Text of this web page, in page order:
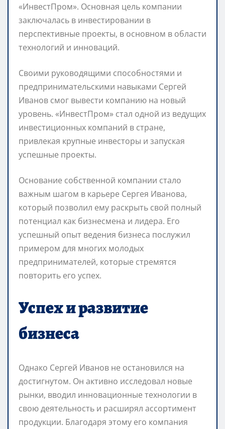
«ИнвестПром». Основная цель компании
заключалась в инвестировании в
перспективные проекты, в основном в области
технологий и инноваций.
Своими руководящими способностями и
предпринимательскими навыками Сергей
Иванов смог вывести компанию на новый
уровень. «ИнвестПром» стал одной из ведущих
инвестиционных компаний в стране,
привлекая крупные инвесторы и запуская
успешные проекты.
Основание собственной компании стало
важным шагом в карьере Сергея Иванова,
который позволил ему раскрыть свой полный
потенциал как бизнесмена и лидера. Его
успешный опыт ведения бизнеса послужил
примером для многих молодых
предпринимателей, которые стремятся
повторить его успех.
Успех и развитие
бизнеса
Однако Сергей Иванов не остановился на
достигнутом. Он активно исследовал новые
рынки, вводил инновационные технологии в
свою деятельность и расширял ассортимент
продукции. Благодаря этому его компания